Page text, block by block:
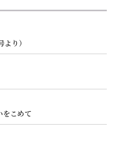
り）
をこめて